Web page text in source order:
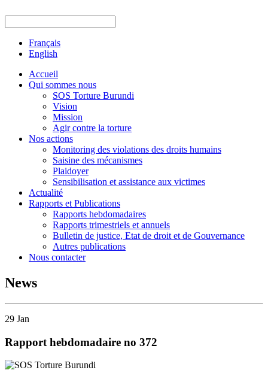
Français
English
Accueil
Qui sommes nous
SOS Torture Burundi
Vision
Mission
Agir contre la torture
Nos actions
Monitoring des violations des droits humains
Saisine des mécanismes
Plaidoyer
Sensibilisation et assistance aux victimes
Actualité
Rapports et Publications
Rapports hebdomadaires
Rapports trimestriels et annuels
Bulletin de justice, Etat de droit et de Gouvernance
Autres publications
Nous contacter
News
29 Jan
Rapport hebdomadaire no 372